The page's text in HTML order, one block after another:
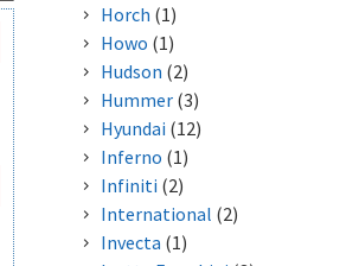
Horch (1)
Howo (1)
Hudson (2)
Hummer(3)
Hyundai (12)
Inferno (1)
Infiniti (2)
International (2)
Invecta (1)